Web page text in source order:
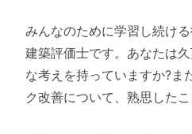
みんなのために学習し続け
建築評価士です。あなたは
な考えを持っていますか?ま
ク改善について、熟思した